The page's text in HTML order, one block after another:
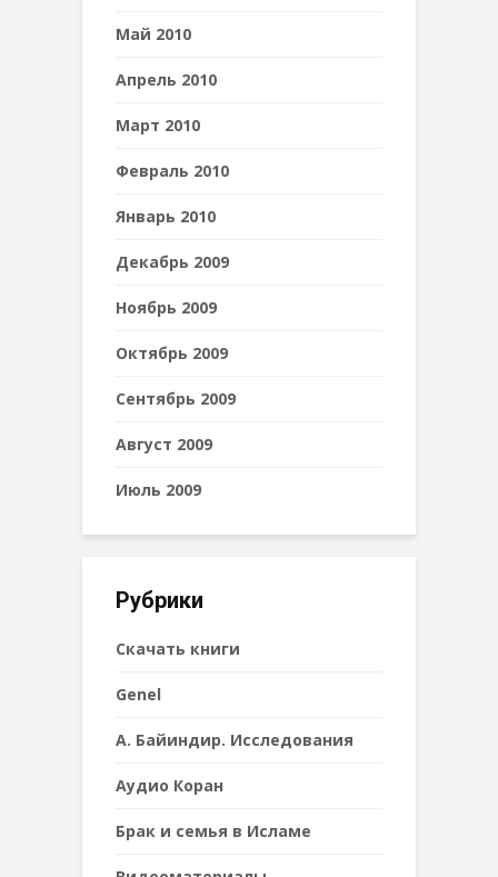
Май 2010
Апрель 2010
Март 2010
Февраль 2010
Январь 2010
Декабрь 2009
Ноябрь 2009
Октябрь 2009
Сентябрь 2009
Август 2009
Июль 2009
Рубрики
Cкачать книги
Genel
А. Байиндир. Исследования
Аудио Коран
Брак и семья в Исламе